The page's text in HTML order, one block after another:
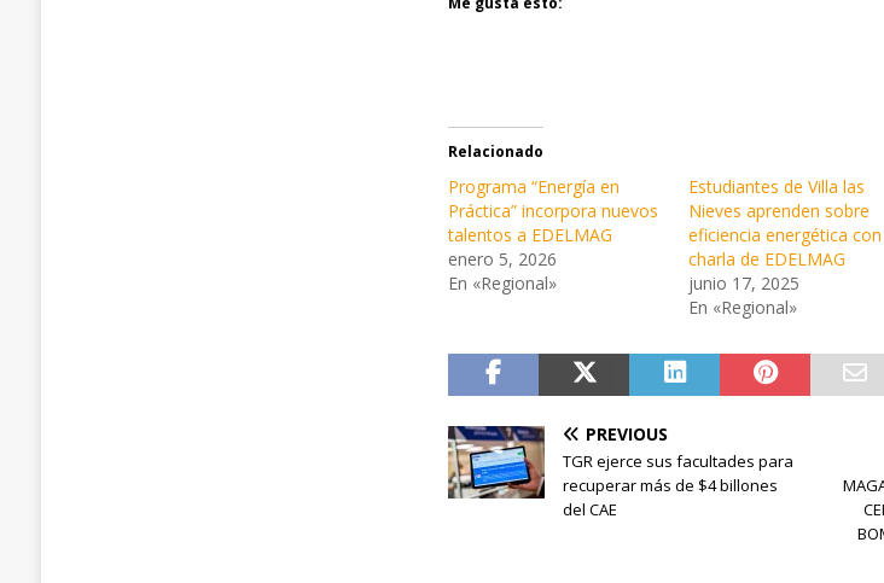
Relacionado
Programa “Energía en
Práctica” incorpora nuevos
talentos a EDELMAG
enero 5, 2026
En «Regional»
Estudiantes de Villa las
Nieves aprenden sobre
eficiencia energética con
charla de EDELMAG
junio 17, 2025
En «Regional»
PREVIOUS
TGR ejerce sus facultades para
recuperar más de $4 billones
del CAE